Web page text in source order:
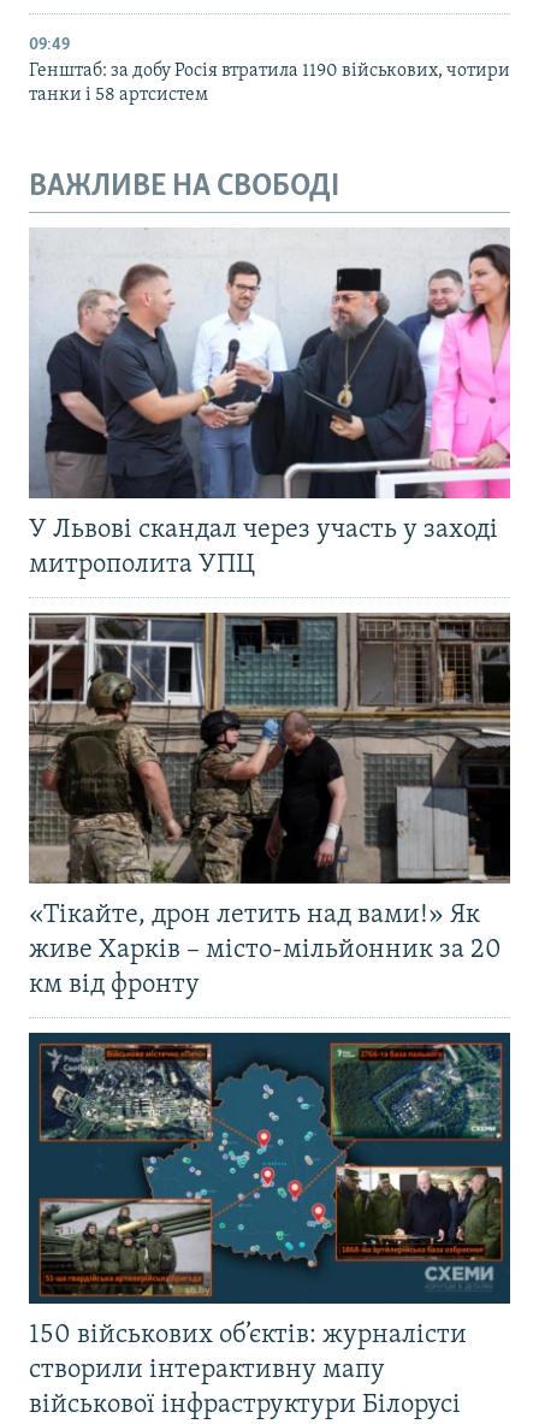
09:49
Генштаб: за добу Росія втратила 1190 військових, чотири
танки і 58 артсистем
ВАЖЛИВЕ НА СВОБОДІ
У Львові скандал через участь у заході
митрополита УПЦ
«Тікайте, дрон летить над вами!» Як
живе Харків – місто-мільйонник за 20
км від фронту
150 військових об’єктів: журналісти
створили інтерактивну мапу
військової інфраструктури Білорусі